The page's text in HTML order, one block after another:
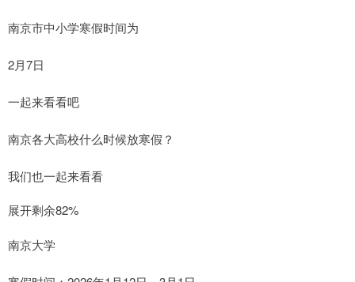
南京市中小学寒假时间为
2月7日
一起来看看吧
南京各大高校什么时候放寒假？
我们也一起来看看
展开剩余82%
南京大学